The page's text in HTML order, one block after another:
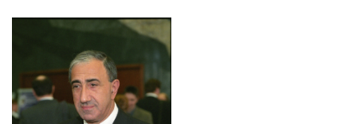
Стоимость обучения граждан Российской Федерации
и иностранных граждан на договорной основе по
дополнительным профессиональным программам
(повышение квалификации, профессиональная
переподготовка), образовательным мероприятиям на
2019 год